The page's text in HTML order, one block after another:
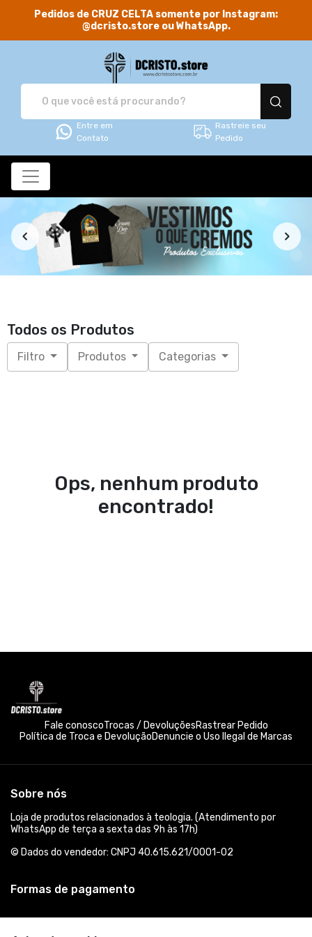
Pedidos de CRUZ CELTA somente por Instagram:
@dcristo.store ou WhatsApp.
Entre em
Contato
Rastreie seu
Pedido
Todos os Produtos
Filtro Produtos Categorias
Ops, nenhum produto
encontrado!
Fale conoscoTrocas / DevoluçõesRastrear Pedido
Política de Troca e DevoluçãoDenuncie o Uso Ilegal de Marcas
Sobre nós
Loja de produtos relacionados à teologia. (Atendimento por
WhatsApp de terça a sexta das 9h às 17h)
© Dados do vendedor: CNPJ 40.615.621/0001-02
Formas de pagamento